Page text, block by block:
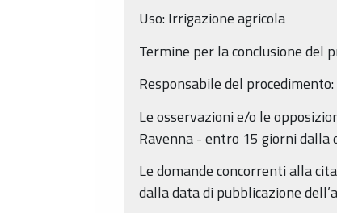
Uso: Irrigazione agricola
Termine per la conclusione del
Responsabile del
Le osservazioni e/o le
Ravenna - entro 15 giorni dalla
Le domande concorrenti alla
dalla data di pubblicazione